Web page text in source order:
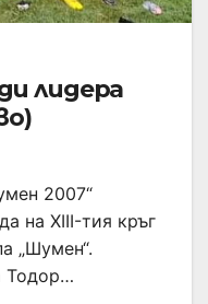
лидера
2007“
на ХIII-тия кръг
„Шумен“.
Тодор…